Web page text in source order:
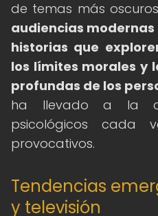
de temas más
audiencias
historias que
los límites morales y
profundas de los
ha llevado a la
psicológicos cada
provocativos.
Tendencias
y televisión